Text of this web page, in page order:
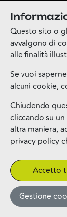
Medi-market
Piano terra
Mila Beauty
Piano terra
Milos – Greek
Soon
1° piano
Miniso
Questo sito o
avvalgono di
alle finalità
Se vuoi
alcuni cookie,
Chiudendo
cliccando su
altra maniera,
privacy policy
Accetto
Gestione